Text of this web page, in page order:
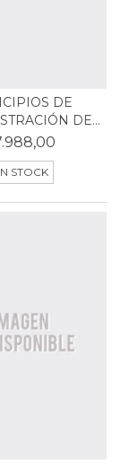
DE
DE
STOCK